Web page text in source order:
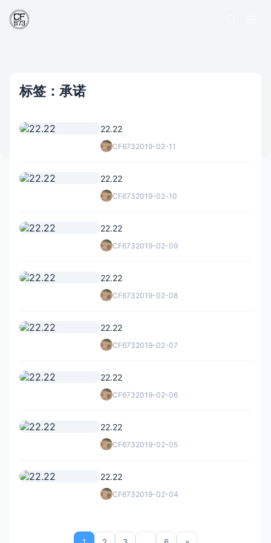
标签：承诺
22.22
CF6732019-02-11
22.22
CF6732019-02-10
22.22
CF6732019-02-09
22.22
CF6732019-02-08
22.22
CF6732019-02-07
22.22
CF6732019-02-06
22.22
CF6732019-02-05
22.22
CF6732019-02-04